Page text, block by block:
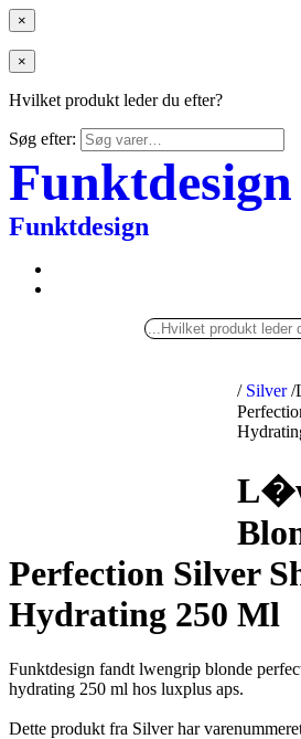
×
×
Hvilket produkt leder du efter?
Søg efter:
Funktdesign
Funktdesign
/ Silver /
Perfection Silver
Hydrating 250 Ml
Funktdesign fandt lwengrip blonde
hydrating 250 ml hos luxplus aps.
Dette produkt fra Silver har